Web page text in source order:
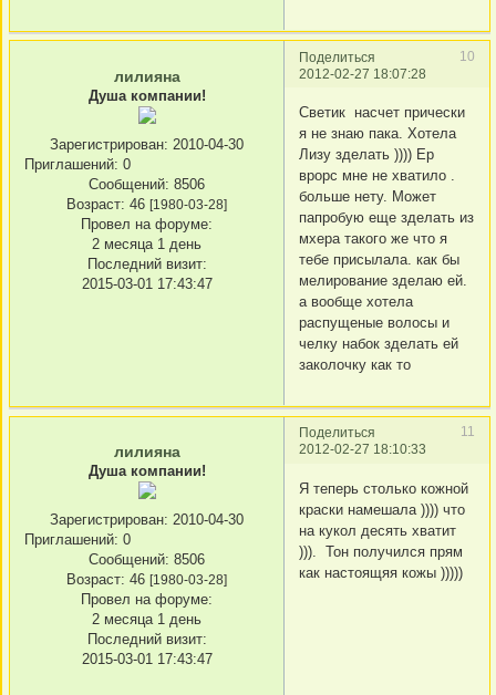
Поделиться
10
2012-02-27 18:07:28
лилияна
Душа компании!
Зарегистрирован: 2010-04-30
Приглашений: 0
Сообщений: 8506
Возраст: 46 [1980-03-28]
Провел на форуме:
2 месяца 1 день
Последний визит:
2015-03-01 17:43:47
Светик насчет прически
я не знаю пака. Хотела
Лизу зделать )))) Ер
врорс мне не хватило .
больше нету. Может
папробую еще зделать из
мхера такого же что я
тебе присылала. как бы
мелирование зделаю ей.
а вообще хотела
распущеные волосы и
челку набок зделать ей
заколочку как то
Поделиться
11
2012-02-27 18:10:33
лилияна
Душа компании!
Зарегистрирован: 2010-04-30
Приглашений: 0
Сообщений: 8506
Возраст: 46 [1980-03-28]
Провел на форуме:
2 месяца 1 день
Последний визит:
2015-03-01 17:43:47
Я теперь столько кожной
краски намешала )))) что
на кукол десять хватит
))). Тон получился прям
как настоящяя кожы )))))